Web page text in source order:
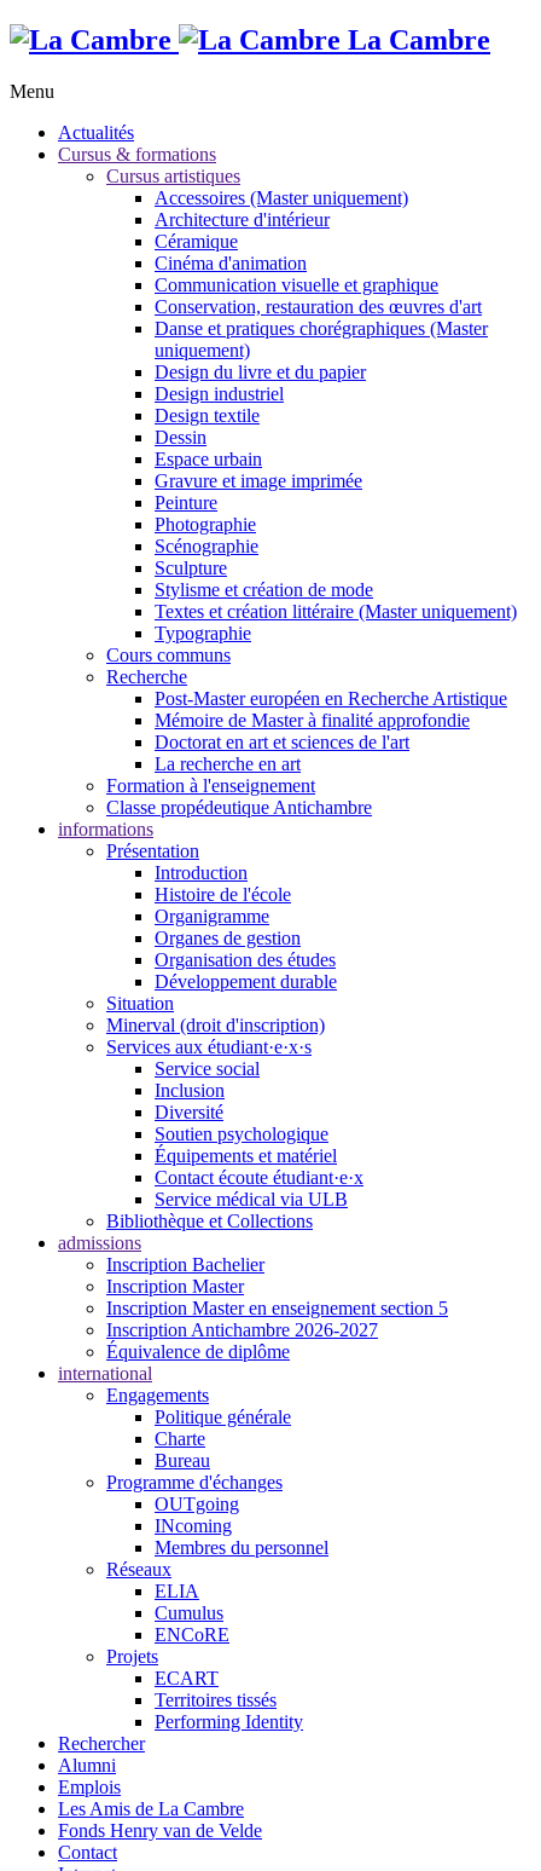
La Cambre
Menu
Actualités
Cursus & formations
Cursus artistiques
Accessoires (Master uniquement)
Architecture d'intérieur
Céramique
Cinéma d'animation
Communication visuelle et graphique
Conservation, restauration des œuvres d'art
Danse et pratiques chorégraphiques (Master
uniquement)
Design du livre et du papier
Design industriel
Design textile
Dessin
Espace urbain
Gravure et image imprimée
Peinture
Photographie
Scénographie
Sculpture
Stylisme et création de mode
Textes et création littéraire (Master uniquement)
Typographie
Cours communs
Recherche
Post-Master européen en Recherche Artistique
Mémoire de Master à finalité approfondie
Doctorat en art et sciences de l'art
La recherche en art
Formation à l'enseignement
Classe propédeutique Antichambre
informations
Présentation
Introduction
Histoire de l'école
Organigramme
Organes de gestion
Organisation des études
Développement durable
Situation
Minerval (droit d'inscription)
Services aux étudiant·e·x·s
Service social
Inclusion
Diversité
Soutien psychologique
Équipements et matériel
Contact écoute étudiant·e·x
Service médical via ULB
Bibliothèque et Collections
admissions
Inscription Bachelier
Inscription Master
Inscription Master en enseignement section 5
Inscription Antichambre 2026-2027
Équivalence de diplôme
international
Engagements
Politique générale
Charte
Bureau
Programme d'échanges
OUTgoing
INcoming
Membres du personnel
Réseaux
ELIA
Cumulus
ENCoRE
Projets
ECART
Territoires tissés
Performing Identity
Rechercher
Alumni
Emplois
Les Amis de La Cambre
Fonds Henry van de Velde
Contact